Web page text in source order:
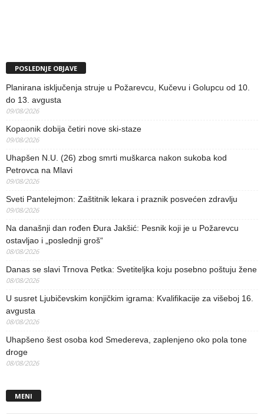
POSLEDNJE OBJAVE
Planirana isključenja struje u Požarevcu, Kučevu i Golupcu od 10.
do 13. avgusta
09/08/2026
Kopaonik dobija četiri nove ski-staze
09/08/2026
Uhapšen N.U. (26) zbog smrti muškarca nakon sukoba kod
Petrovca na Mlavi
09/08/2026
Sveti Pantelejmon: Zaštitnik lekara i praznik posvećen zdravlju
09/08/2026
Na današnji dan rođen Đura Jakšić: Pesnik koji je u Požarevcu
ostavljao i „poslednji groš“
08/08/2026
Danas se slavi Trnova Petka: Svetiteljka koju posebno poštuju žene
08/08/2026
U susret Ljubičevskim konjičkim igrama: Kvalifikacije za višeboj 16.
avgusta
08/08/2026
Uhapšeno šest osoba kod Smedereva, zaplenjeno oko pola tone
droge
08/08/2026
MENI